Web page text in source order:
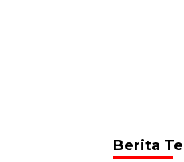
Berita